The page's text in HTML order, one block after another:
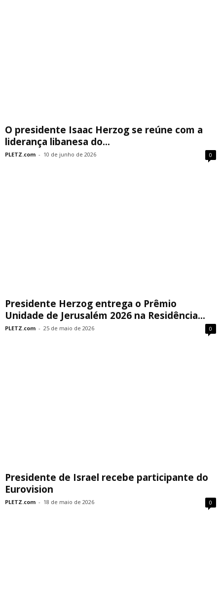
O presidente Isaac Herzog se reúne com a
liderança libanesa do...
PLETZ.com - 10 de junho de 2026 0
Presidente Herzog entrega o Prêmio
Unidade de Jerusalém 2026 na Residência...
PLETZ.com - 25 de maio de 2026 0
Presidente de Israel recebe participante do
Eurovision
PLETZ.com - 18 de maio de 2026 0